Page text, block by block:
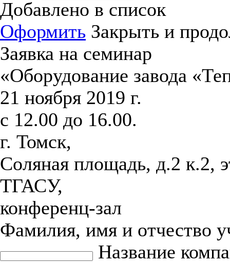
Добавлено в список
Оформить Закрыть и
Заявка на семинар
«Оборудование завода
21 ноября 2019 г.
с 12.00 до 16.00.
г. Томск,
Соляная площадь, д.2 к.2,
ТГАСУ,
конференц-зал
Фамилия, имя и отчество
Название